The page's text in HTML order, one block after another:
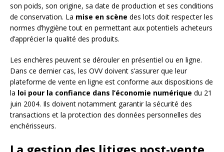
son poids, son origine, sa date de production et ses conditions
de conservation. La mise en scène des lots doit respecter les
normes d’hygiène tout en permettant aux potentiels acheteurs
d’apprécier la qualité des produits.
Les enchères peuvent se dérouler en présentiel ou en ligne.
Dans ce dernier cas, les OVV doivent s’assurer que leur
plateforme de vente en ligne est conforme aux dispositions de
la loi pour la confiance dans l’économie numérique du 21
juin 2004. Ils doivent notamment garantir la sécurité des
transactions et la protection des données personnelles des
enchérisseurs.